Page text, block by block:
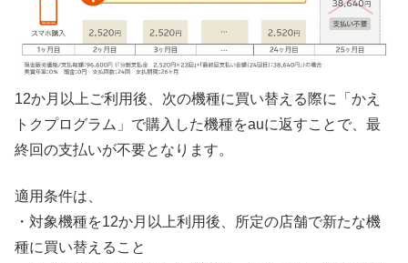
12か月以上ご利用後、次の機種に買い替える際に「かえ
トクプログラム」で購入した機種をauに返すことで、最
終回の支払いが不要となります。
適用条件は、
・対象機種を12か月以上利用後、所定の店舗で新たな機
種に買い替えること